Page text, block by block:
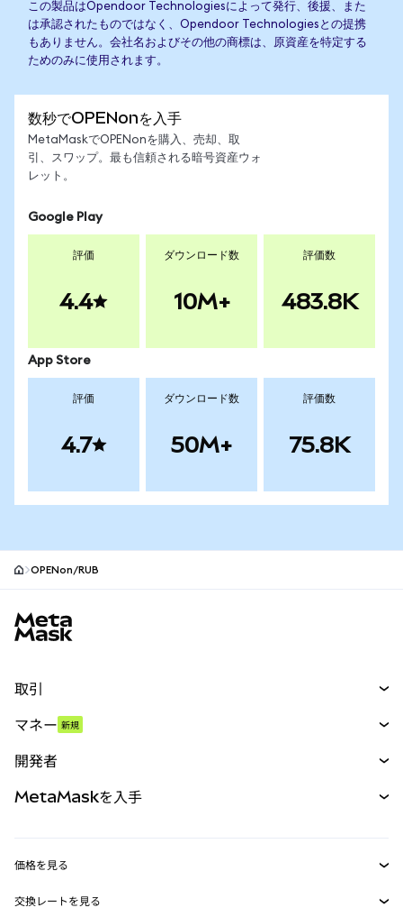
この製品はOpendoor Technologiesによって発行、後援、また
は承認されたものではなく、Opendoor Technologiesとの提携
もありません。会社名およびその他の商標は、原資産を特定する
ためのみに使用されます。
数秒でOPENonを入手
MetaMaskでOPENonを購入、売却、取
引、スワップ。最も信頼される暗号資産ウォ
レット。
Google Play
評価
4.4
ダウンロード数
10M+
評価数
483.8K
App Store
評価
4.7
ダウンロード数
50M+
評価数
75.8K
OPENon/RUB
取引
パーペチュアル
RWA
マネー 新規
開発者
MetaMask Connect
MetaMaskを入手
価格を見る
イーサリアムの価格
交換レートを見る